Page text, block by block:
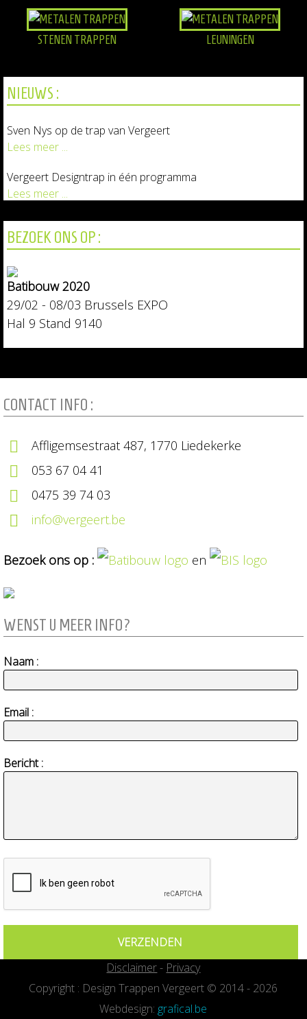
STENEN TRAPPEN LEUNINGEN
NIEUWS :
Sven Nys op de trap van Vergeert
Lees meer ...
Vergeert Designtrap in één programma
Lees meer ...
NIEUW! geïsoleerde Metalen trappen
Lees meer ...
BEZOEK ONS OP :
Batibouw 2020
29/02 - 08/03 Brussels EXPO
Hal 9 Stand 9140
CONTACT INFO :
Affligemsestraat 487, 1770 Liedekerke
053 67 04 41
0475 39 74 03
info@vergeert.be
Bezoek ons op : en
WENST U MEER INFO?
Naam :
Email :
Bericht :
Disclaimer- Privacy
Copyright : Design Trappen Vergeert © 2014 - 2026
Webdesign: grafical.be